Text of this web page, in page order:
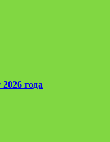
года